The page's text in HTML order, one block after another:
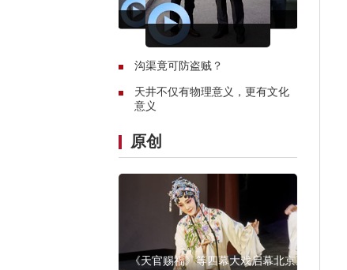
沟渠竟可防盗贼？
天井不仅有物理意义，更有文化
意义
原创
《天官赐福》等四幕大戏启幕北京正